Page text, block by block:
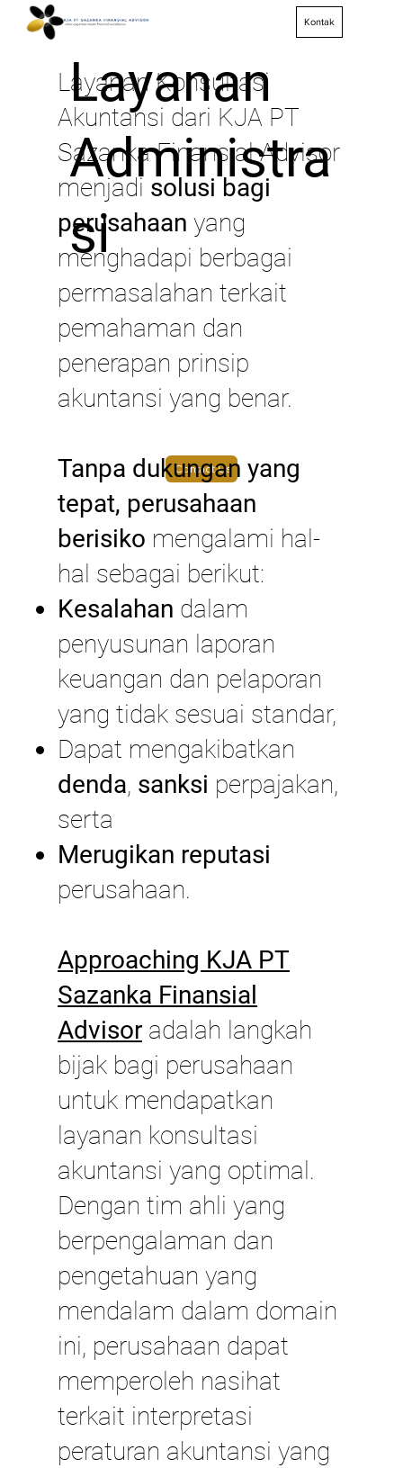
Kontak
Contact Us
Layanan Konsultasi
Akuntansi dari KJA PT
Sazanka Finansial Advisor
menjadi solusi bagi
perusahaan yang
menghadapi berbagai
permasalahan terkait
pemahaman dan
penerapan prinsip
akuntansi yang benar.
Tanpa dukungan yang
tepat, perusahaan
berisiko mengalami hal-
hal sebagai berikut:
Kesalahan dalam
penyusunan laporan
keuangan dan pelaporan
yang tidak sesuai standar,
Dapat mengakibatkan
denda, sanksi perpajakan,
serta
Merugikan reputasi
perusahaan.
Approaching KJA PT
Sazanka Finansial
Advisoradalah langkah
bijak bagi perusahaan
untuk mendapatkan
layanan konsultasi
akuntansi yang optimal.
Dengan tim ahli yang
berpengalaman dan
pengetahuan yang
mendalam dalam domain
ini, perusahaan dapat
memperoleh nasihat
terkait interpretasi
peraturan akuntansi yang
Layanan
Administra
si